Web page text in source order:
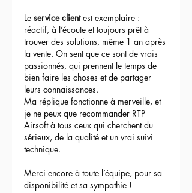
Le service client est exemplaire :
réactif, à l’écoute et toujours prêt à
trouver des solutions, même 1 an après
la vente. On sent que ce sont de vrais
passionnés, qui prennent le temps de
bien faire les choses et de partager
leurs connaissances.
Ma réplique fonctionne à merveille, et
je ne peux que recommander RTP
Airsoft à tous ceux qui cherchent du
sérieux, de la qualité et un vrai suivi
technique.
Merci encore à toute l’équipe, pour sa
disponibilité et sa sympathie !